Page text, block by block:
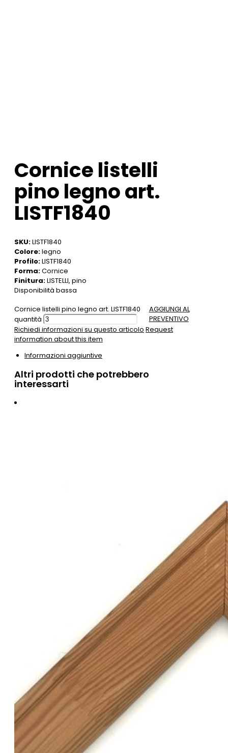
Cornice listelli
pino legno art.
LISTF1840
SKU:LISTF1840
Colore:legno
Profilo:LISTF1840
Forma:Cornice
Finitura:LISTELLI, pino
Disponibilità bassa
Cornice listelli pino legno art. LISTF1840
quantità
AGGIUNGI AL
PREVENTIVO
Richiedi informazioni su questo articolo Request
information about this item
Informazioni aggiuntive
Altri prodotti che potrebbero
interessarti